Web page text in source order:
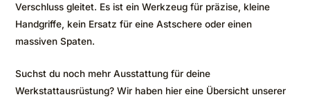
Verschluss gleitet. Es ist ein Werkzeug für präzise, kleine
Handgriffe, kein Ersatz für eine Astschere oder einen
massiven Spaten.
Suchst du noch mehr Ausstattung für deine
Werkstattausrüstung? Wir haben hier eine Übersicht unserer